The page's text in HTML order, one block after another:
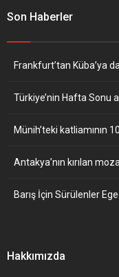
Son Haberler
Frankfurt’tan Küba’ya
Türkiye’nin Hafta Sonu
Münih’teki katliamının
Antakya’nın kırılan
Barış İçin Sürülenler Ege
Hakkımızda